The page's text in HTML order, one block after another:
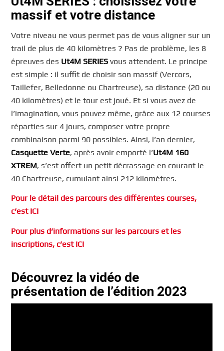
massif et votre distance
Votre niveau ne vous permet pas de vous aligner sur un
trail de plus de 40 kilomètres ? Pas de problème, les 8
épreuves des Ut4M SERIES vous attendent. Le principe
est simple : il suffit de choisir son massif (Vercors,
Taillefer, Belledonne ou Chartreuse), sa distance (20 ou
40 kilomètres) et le tour est joué. Et si vous avez de
l’imagination, vous pouvez même, grâce aux 12 courses
réparties sur 4 jours, composer votre propre
combinaison parmi 90 possibles. Ainsi, l’an dernier,
Casquette Verte, après avoir emporté l’Ut4M 160
XTREM, s’est offert un petit décrassage en courant le
40 Chartreuse, cumulant ainsi 212 kilomètres.
Pour le détail des parcours des différentes courses,
c’est ICI
Pour plus d’informations sur les parcours et les
inscriptions, c’est ICI
Découvrez la vidéo de
présentation de l’édition 2023